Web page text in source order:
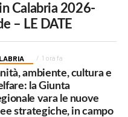
Calabria 2026-
– LE DATE
1 ora fa
ambiente, cultura e
la Giunta
vara le nuove
strategiche, in campo